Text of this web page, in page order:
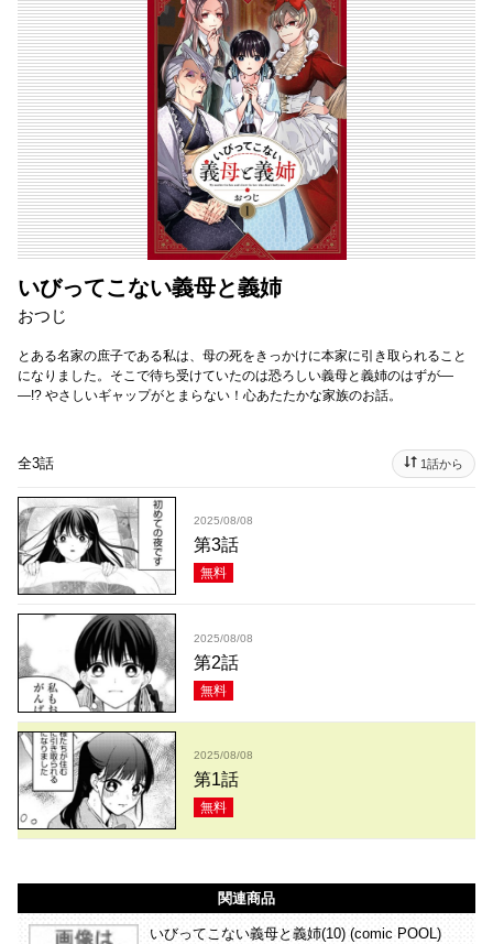
いびってこない義母と義姉
おつじ
とある名家の庶子である私は、母の死をきっかけに本家に引き取られること
になりました。そこで待ち受けていたのは恐ろしい義母と義姉のはずが―
―!? やさしいギャップがとまらない！心あたたかな家族のお話。
全3話 1話から
2025/08/08
第3話
無料
2025/08/08
第2話
無料
2025/08/08
第1話
無料
関連商品
いびってこない義母と義姉(10) (comic POOL)